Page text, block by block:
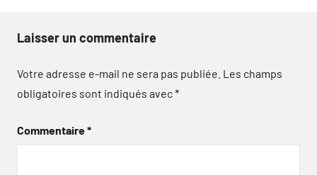
Laisser un commentaire
Votre adresse e-mail ne sera pas publiée. Les champs
obligatoires sont indiqués avec*
Commentaire*